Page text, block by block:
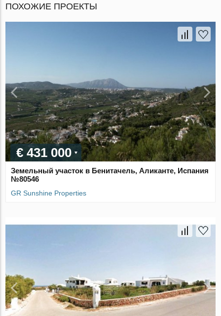
ПОХОЖИЕ ПРОЕКТЫ
€ 431 000
Земельный участок в Бенитачель, Аликанте, Испания
№80546
GR Sunshine Properties